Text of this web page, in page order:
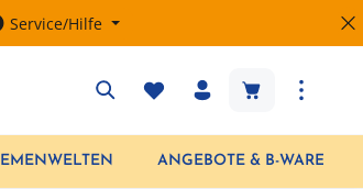
Service/Hilfe
Warenkorb
ANGEBOTE & B-WARE